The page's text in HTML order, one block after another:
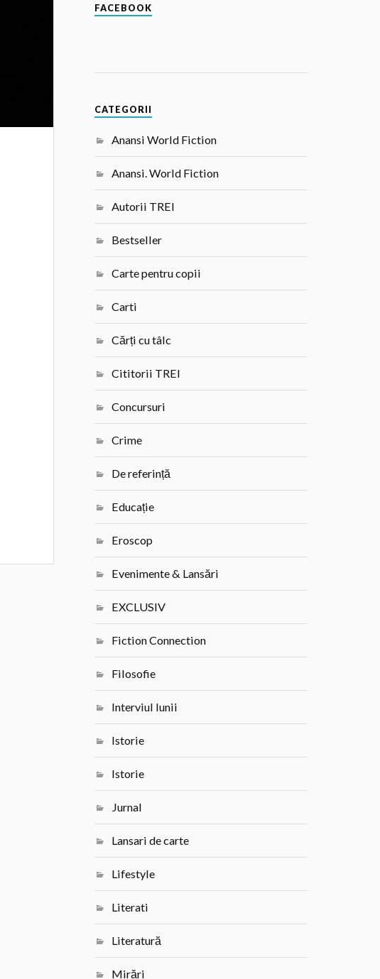
FACEBOOK
CATEGORII
Anansi World Fiction
Anansi. World Fiction
Autorii TREI
Bestseller
Carte pentru copii
Carti
Cărți cu tâlc
Cititorii TREI
Concursuri
Crime
De referință
Educație
Eroscop
Evenimente & Lansări
EXCLUSIV
Fiction Connection
Filosofie
Interviul lunii
Istorie
Istorie
Jurnal
Lansari de carte
Lifestyle
Literati
Literatură
Mirări